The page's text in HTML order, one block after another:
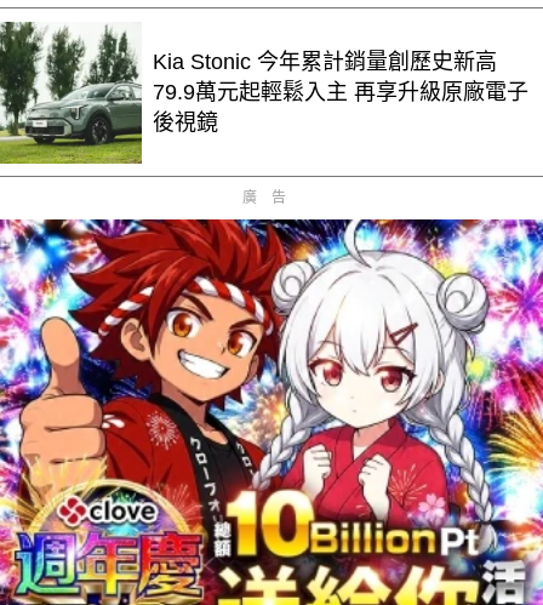
Kia Stonic 今年累計銷量創歷史新高
79.9萬元起輕鬆入主 再享升級原廠電子
後視鏡
廣告